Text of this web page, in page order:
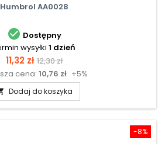
Humbrol AA0028
 Dostępny
wysyłki 1 dzień
Cena
11,32 zł Cena
podstawowa
12,30 zł
cena: 10,76 zł +5%
Dodaj do koszyka
-8%